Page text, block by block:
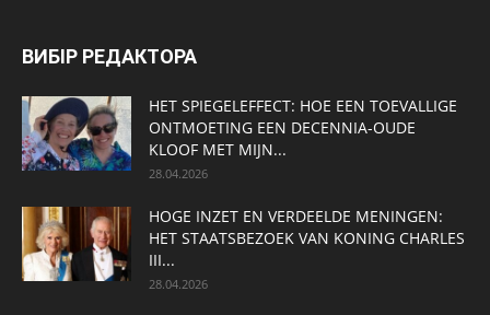
ВИБІР РЕДАКТОРА
HET SPIEGELEFFECT: HOE EEN TOEVALLIGE
ONTMOETING EEN DECENNIA-OUDE
KLOOF MET MIJN...
28.04.2026
HOGE INZET EN VERDEELDE MENINGEN:
HET STAATSBEZOEK VAN KONING CHARLES
III...
28.04.2026